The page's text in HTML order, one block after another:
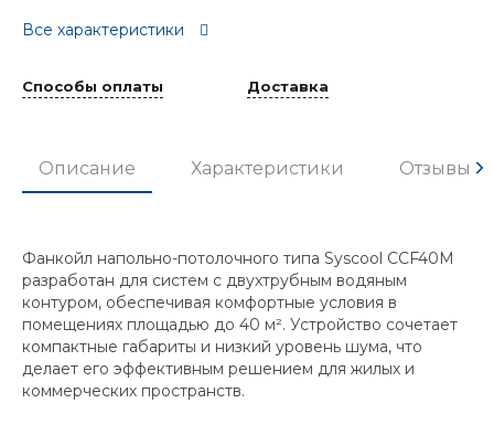
Все характеристики
Способы оплаты Доставка
Описание Характеристики Отзывы
Фанкойл напольно-потолочного типа Syscool CCF40M
разработан для систем с двухтрубным водяным
контуром, обеспечивая комфортные условия в
помещениях площадью до 40 м². Устройство сочетает
компактные габариты и низкий уровень шума, что
делает его эффективным решением для жилых и
коммерческих пространств.